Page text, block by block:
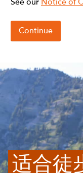
适合徒